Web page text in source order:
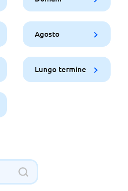
Agosto
Lungo termine